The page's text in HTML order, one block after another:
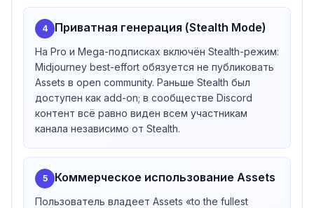
California. Применимое право — California, USA.
Совокупная ответственность Midjourney ограничена
12 месяцев перед претензией.
4 Приватная генерация (Stealth Mode)
На Pro и Mega-подписках включён Stealth-режим:
Midjourney best-effort обязуется не публиковать
Assets в open community. Раньше Stealth был
доступен как add-on; в сообществе Discord
контент всё равно виден всем участникам
канала независимо от Stealth.
5 Коммерческое использование Assets
Пользователь владеет Assets «to the fullest